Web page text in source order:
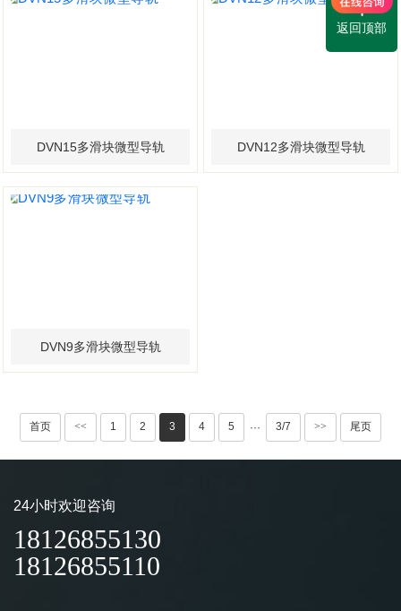
DVN15多滑块微型导轨 DVN12多滑块微型导轨
DVN9多滑块微型导轨
首页 << 1 2 3 4 5 ··· 3/7 >> 尾页
24小时欢迎咨询
18126855130
18126855110
返回顶部